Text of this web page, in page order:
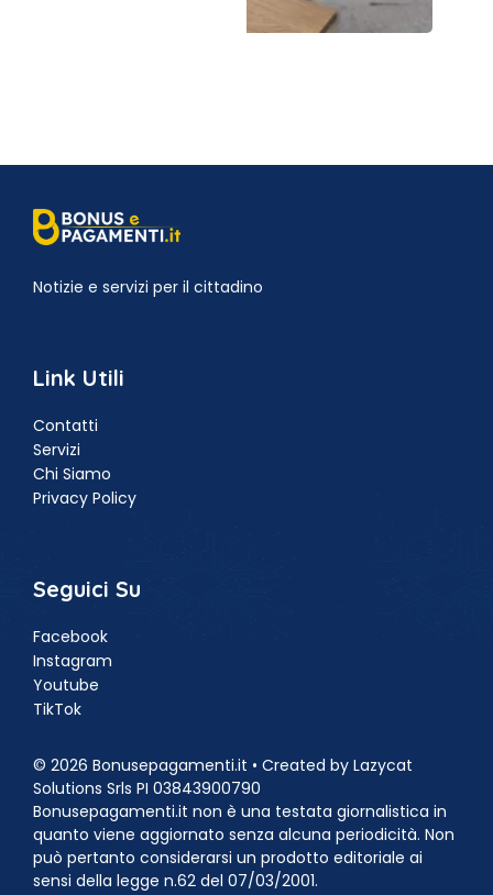
Notizie e servizi per il cittadino
Link Utili
Contatti
Servizi
Chi Siamo
Privacy Policy
Seguici Su
Facebook
Instagram
Youtube
TikTok
© 2026 Bonusepagamenti.it • Created by Lazycat
Solutions Srls PI 03843900790
Bonusepagamenti.it non è una testata giornalistica in
quanto viene aggiornato senza alcuna periodicità. Non
può pertanto considerarsi un prodotto editoriale ai
sensi della legge n.62 del 07/03/2001.